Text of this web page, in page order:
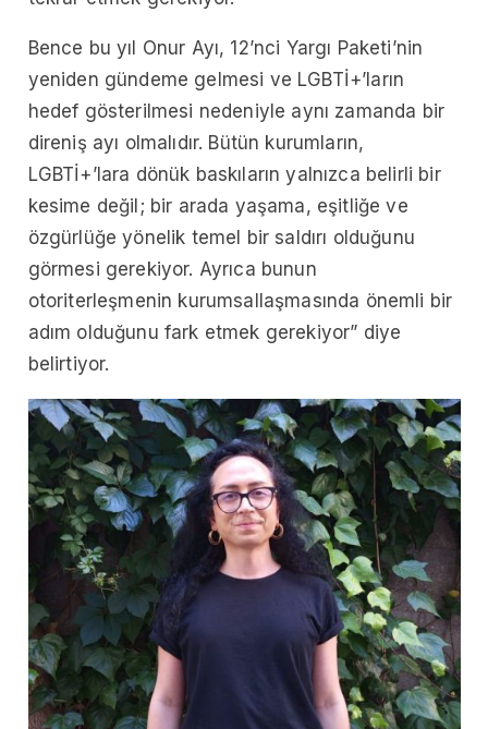
Bence bu yıl Onur Ayı, 12’nci Yargı Paketi’nin
yeniden gündeme gelmesi ve LGBTİ+’ların
hedef gösterilmesi nedeniyle aynı zamanda bir
direniş ayı olmalıdır. Bütün kurumların,
LGBTİ+’lara dönük baskıların yalnızca belirli bir
kesime değil; bir arada yaşama, eşitliğe ve
özgürlüğe yönelik temel bir saldırı olduğunu
görmesi gerekiyor. Ayrıca bunun
otoriterleşmenin kurumsallaşmasında önemli bir
adım olduğunu fark etmek gerekiyor” diye
belirtiyor.